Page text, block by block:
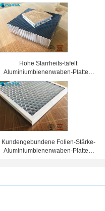
Hohe Starrheits-täfelt
Aluminiumbienenwaben-Platten,
Wabenkern 25 Millimeter Stärke-
Kundengebundene Folien-Stärke-
Aluminiumbienenwaben-Platten,